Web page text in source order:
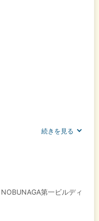
続きを見る
第一ビルディ